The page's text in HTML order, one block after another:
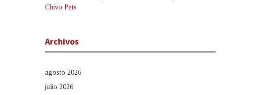
Chivo Pets
Archivos
agosto 2026
julio 2026